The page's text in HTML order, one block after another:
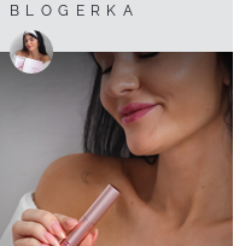
BLOGERKA